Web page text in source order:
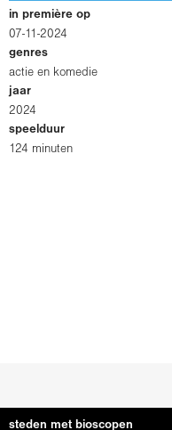
in première op
07-11-2024
genres
actie en komedie
jaar
2024
speelduur
124 minuten
steden met bioscopen